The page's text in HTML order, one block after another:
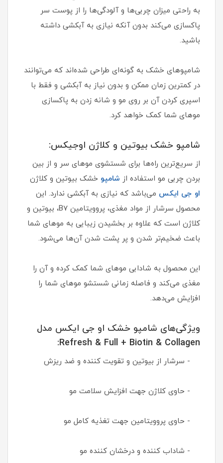
به راحتی میزان چربی‌ها و آلودگی‌ها را از پوست سر
پاکسازی می‌کند بدون آنکه نیازی به آبکشی داشته
باشید.
شامپو‌های خشک به گونه‌ای طراحی شده‌اند که می‌توانند
در کمترین زمان ممکن و بدون نیاز به آبکشی و فقط با
اسپری کردن آن بر روی مو و شانه زدن به پاکسازی
موهای شما کمک خواهد کرد.
شامپو خشک بیوتین و کلاژن اوجیکس:
از سریع‌ترین راه‌ها برای شستشوی موهای سر و از بین
بردن چربی مو استفاده از شامپو خشک بیوتین و کلاژن
او جی ایکس می‌باشد که نیازی به آبکشی ندارد. این
محصول سرشار از مواد مغذی، پروویتامین B7، بیوتین و
کلاژن است که علاوه بر بخشیدن زیبایی به موهای شما
باعث ضخیم‌تر شدن و پر پشت شدن آن‌ها می‌شود.
این محصول به شادابی موهای شما کمک کرده و آن را
مغذی می‌کند و فاصله زمانی شستشو موهای شما را
افزایش می‌دهد.
ویژگی‌های شامپو خشک او جی ایکس مدل
Refresh & Full + Biotin & Collagen:
- سرشار از بیوتین و تقویت کننده و ضد ریزش
- حاوی کلاژن جهت افزایش سلامت مو
- حاوی پروویتامین جهت تغذیه کامل مو
- شاداب کننده و درخشان کننده مو